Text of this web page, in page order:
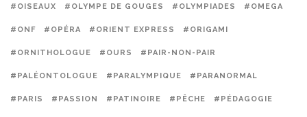
#OISEAUX #OLYMPE DE GOUGES #OLYMPIADES #OMEGA
#ONF #OPÉRA #ORIENT EXPRESS #ORIGAMI
#ORNITHOLOGUE #OURS #PAIR-NON-PAIR
#PALÉONTOLOGUE #PARALYMPIQUE #PARANORMAL
#PARIS #PASSION #PATINOIRE #PÊCHE #PÉDAGOGIE